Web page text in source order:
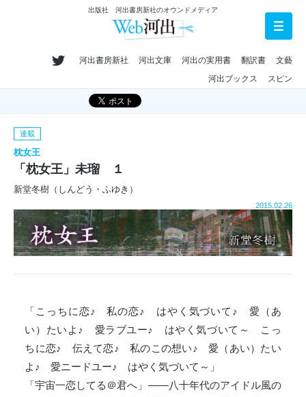
出版社 河出書房新社のオウンドメディア
河出書房新社 河出文庫 河出の実用書 翻訳書
文藝
河出ブックス
スピン
連載
枕女王
「枕女王」未瑠 １
新堂冬樹（しんどう・ふゆき）
2015.02.26
「こっちに恋♪ 私の恋♪ はやく気づいて♪ 愛（あ
い）たいよ♪ 愛ラブユー♪ はやく気づいて～ こっ
ちに恋♪ 伝えて恋♪ 私のこの想い♪ 愛（あい）たい
よ♪ 愛ニードユー♪ はやく気づいて～」
「宇宙一恋してる＠君へ」――八十年代のアイドル風の